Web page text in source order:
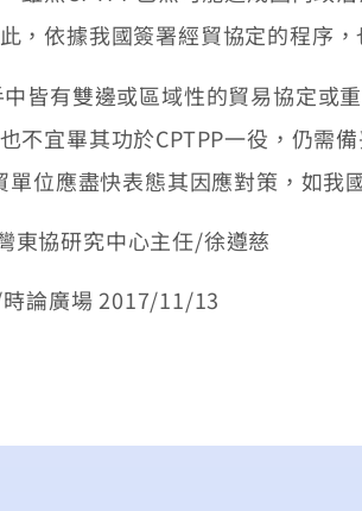
，依據我國簽署經貿協定的程序
有雙邊或區域性的貿易協定或
不宜畢其功於CPTPP一役，仍需
單位應盡快表態其因應對策，如
東協研究中心主任/徐遵慈
論廣場 2017/11/13